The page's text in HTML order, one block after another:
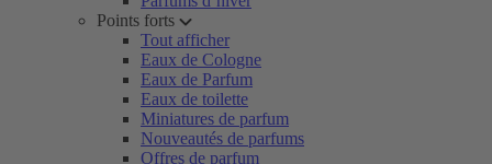
Points forts
Tout afficher
Eaux de Cologne
Eaux de Parfum
Eaux de toilette
Miniatures de parfum
Nouveautés de parfums
Offres de parfum